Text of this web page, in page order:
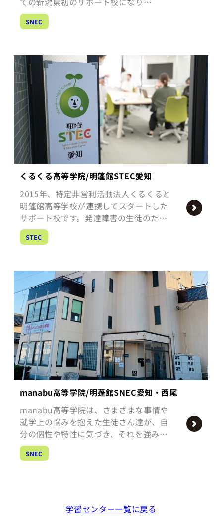
SNEC
くるくる高等学院/明蓬館STEC愛知
2015年、特定非営利活動法人くるくると
明蓬館高等学校が連携してスタートした
サポート校です。発達障害の生徒のた…
STEC
manabu高等学院/明蓬館SNEC愛知・西尾
manabu高等学院は、さまざまな事情や
就学上の悩みを抱えた生徒さん達が、自
分の個性や特性に気づき、それを強み…
SNEC
学習センター一覧に戻る